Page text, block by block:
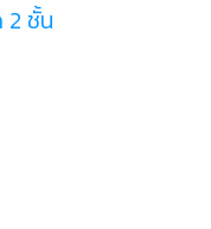
2 ชั้น